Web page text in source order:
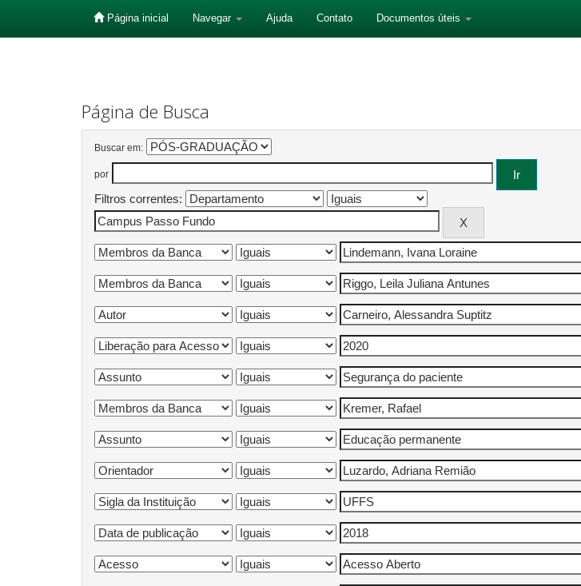
Página inicial Navegar Ajuda Contato Documentos úteis
Página de Busca
Buscar em:
por
Filtros correntes: